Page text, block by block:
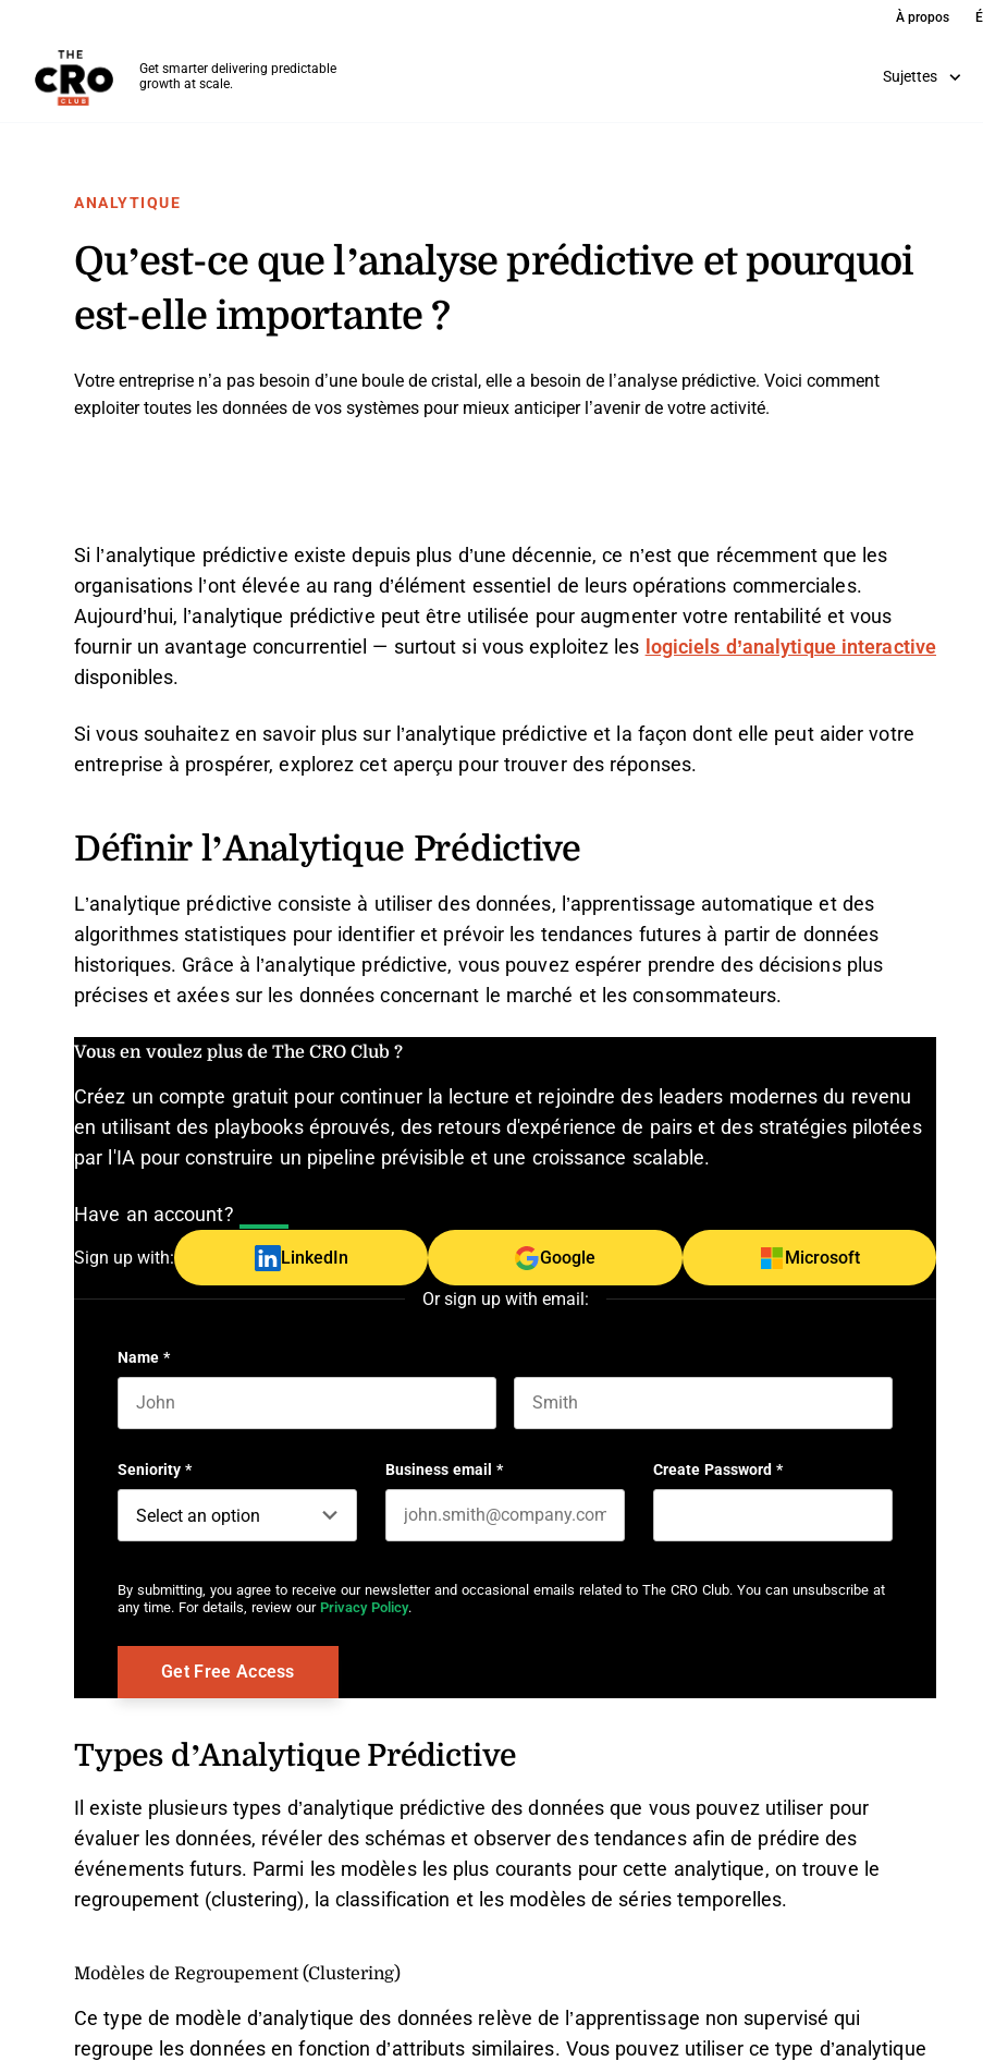
À propos
Get smarter delivering predictable
growth at scale.
Sujettes
ANALYTIQUE
Qu’est-ce que l’analyse prédictive et pourquoi
est-elle importante ?
Votre entreprise n’a pas besoin d’une boule de cristal, elle a besoin de l’analyse prédictive. Voici comment
exploiter toutes les données de vos systèmes pour mieux anticiper l’avenir de votre activité.
Si l’analytique prédictive existe depuis plus d’une décennie, ce n’est que récemment que les
organisations l’ont élevée au rang d’élément essentiel de leurs opérations commerciales.
Aujourd’hui, l’analytique prédictive peut être utilisée pour augmenter votre rentabilité et vous
fournir un avantage concurrentiel — surtout si vous exploitez les logiciels d’analytique interactive
disponibles.
Si vous souhaitez en savoir plus sur l’analytique prédictive et la façon dont elle peut aider votre
entreprise à prospérer, explorez cet aperçu pour trouver des réponses.
Définir l’Analytique Prédictive
L’analytique prédictive consiste à utiliser des données, l’apprentissage automatique et des
algorithmes statistiques pour identifier et prévoir les tendances futures à partir de données
historiques. Grâce à l’analytique prédictive, vous pouvez espérer prendre des décisions plus
précises et axées sur les données concernant le marché et les consommateurs.
Vous en voulez plus de The CRO Club ?
Créez un compte gratuit pour continuer la lecture et rejoindre des leaders modernes du revenu
en utilisant des playbooks éprouvés, des retours d'expérience de pairs et des stratégies pilotées
par l'IA pour construire un pipeline prévisible et une croissance scalable.
Have an account?
Sign up with: LinkedIn Google Microsoft
Or sign up with email:
Name *
Seniority * Business email * Create Password *
By submitting, you agree to receive our newsletter and occasional emails related to The CRO Club. You can unsubscribe at
any time. For details, review our Privacy Policy.
Types d’Analytique Prédictive
Il existe plusieurs types d’analytique prédictive des données que vous pouvez utiliser pour
évaluer les données, révéler des schémas et observer des tendances afin de prédire des
événements futurs. Parmi les modèles les plus courants pour cette analytique, on trouve le
regroupement (clustering), la classification et les modèles de séries temporelles.
Modèles de Regroupement (Clustering)
Ce type de modèle d’analytique des données relève de l’apprentissage non supervisé qui
regroupe les données en fonction d’attributs similaires. Vous pouvez utiliser ce type d’analytique